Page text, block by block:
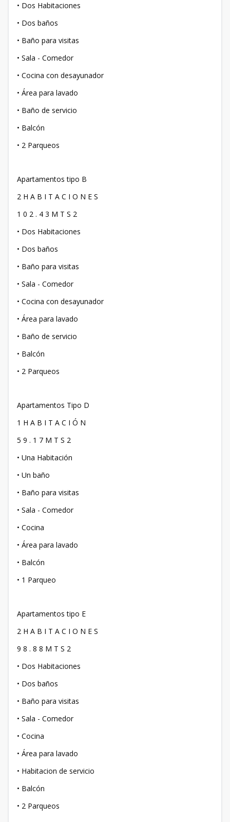
• Dos Habitaciones
• Dos baños
• Baño para visitas
• Sala - Comedor
• Cocina con desayunador
• Área para lavado
• Baño de servicio
• Balcón
• 2 Parqueos
Apartamentos tipo B
2 H A B I T A C I O N E S
1 0 2 . 4 3 M T S 2
• Dos Habitaciones
• Dos baños
• Baño para visitas
• Sala - Comedor
• Cocina con desayunador
• Área para lavado
• Baño de servicio
• Balcón
• 2 Parqueos
Apartamentos Tipo D
1 H A B I T A C I Ó N
5 9 . 1 7 M T S 2
• Una Habitación
• Un baño
• Baño para visitas
• Sala - Comedor
• Cocina
• Área para lavado
• Balcón
• 1 Parqueo
Apartamentos tipo E
2 H A B I T A C I O N E S
9 8 . 8 8 M T S 2
• Dos Habitaciones
• Dos baños
• Baño para visitas
• Sala - Comedor
• Cocina
• Área para lavado
• Habitacion de servicio
• Balcón
• 2 Parqueos